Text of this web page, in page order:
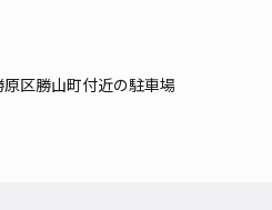
区勝山町付近の駐車場